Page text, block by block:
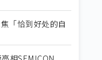
「恰到好处的自